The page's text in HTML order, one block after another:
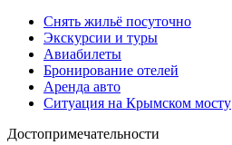
Снять жильё посуточно
Экскурсии и туры
Авиабилеты
Бронирование отелей
Аренда авто
Ситуация на Крымском мосту
Достопримечательности